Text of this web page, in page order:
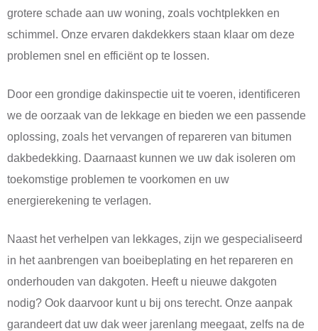
grotere schade aan uw woning, zoals vochtplekken en
schimmel. Onze ervaren dakdekkers staan klaar om deze
problemen snel en efficiënt op te lossen.
Door een grondige dakinspectie uit te voeren, identificeren
we de oorzaak van de lekkage en bieden we een passende
oplossing, zoals het vervangen of repareren van bitumen
dakbedekking. Daarnaast kunnen we uw dak isoleren om
toekomstige problemen te voorkomen en uw
energierekening te verlagen.
Naast het verhelpen van lekkages, zijn we gespecialiseerd
in het aanbrengen van boeibeplating en het repareren en
onderhouden van dakgoten. Heeft u nieuwe dakgoten
nodig? Ook daarvoor kunt u bij ons terecht. Onze aanpak
garandeert dat uw dak weer jarenlang meegaat, zelfs na de